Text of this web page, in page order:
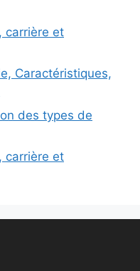
carrière et
Caractéristiques,
des types de
carrière et